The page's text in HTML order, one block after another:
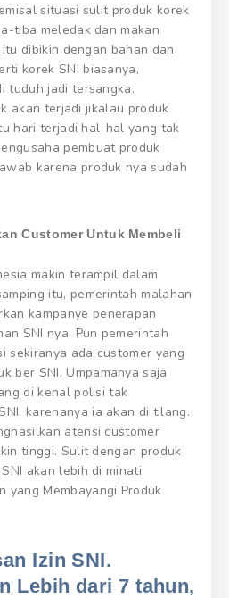
situasi sulit produk korek
tiba meledak dan makan
dibikin dengan bahan dan
korek SNI biasanya,
tuduh jadi tersangka.
akan terjadi jikalau produk
hari terjadi hal-hal yang tak
pembuat produk
karena produk nya sudah
Customer Untuk Membeli
makin terampil dalam
itu, pemerintah malahan
kampanye penerapan
SNI nya. Pun pemerintah
sekiranya ada customer yang
ber SNI. Umpamanya saja
di kenal polisi tak
karenanya ia akan di tilang.
atensi customer
tinggi. Sulit dengan produk
akan lebih di minati.
yang Membayangi Produk
Izin SNI.
Lebih dari 7 tahun,